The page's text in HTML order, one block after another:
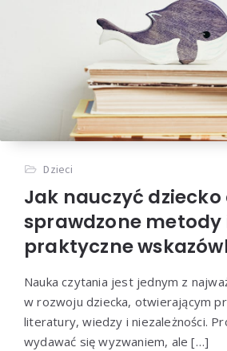
Dzieci
Jak nauczyć dziecko
sprawdzone metody
praktyczne
Nauka czytania jest jednym z
w rozwoju dziecka, otwierającym
literatury, wiedzy i niezależności.
wydawać się wyzwaniem, ale […]